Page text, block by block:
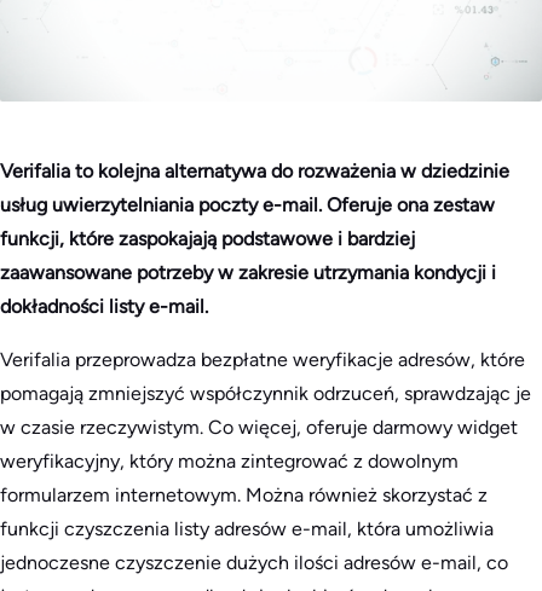
Verifalia to kolejna alternatywa do rozważenia w dziedzinie
usług uwierzytelniania poczty e-mail. Oferuje ona zestaw
funkcji, które zaspokajają podstawowe i bardziej
zaawansowane potrzeby w zakresie utrzymania kondycji i
dokładności listy e-mail.
Verifalia przeprowadza bezpłatne weryfikacje adresów, które
pomagają zmniejszyć współczynnik odrzuceń, sprawdzając je
w czasie rzeczywistym. Co więcej, oferuje darmowy widget
weryfikacyjny, który można zintegrować z dowolnym
formularzem internetowym. Można również skorzystać z
funkcji czyszczenia listy adresów e-mail, która umożliwia
jednoczesne czyszczenie dużych ilości adresów e-mail, co